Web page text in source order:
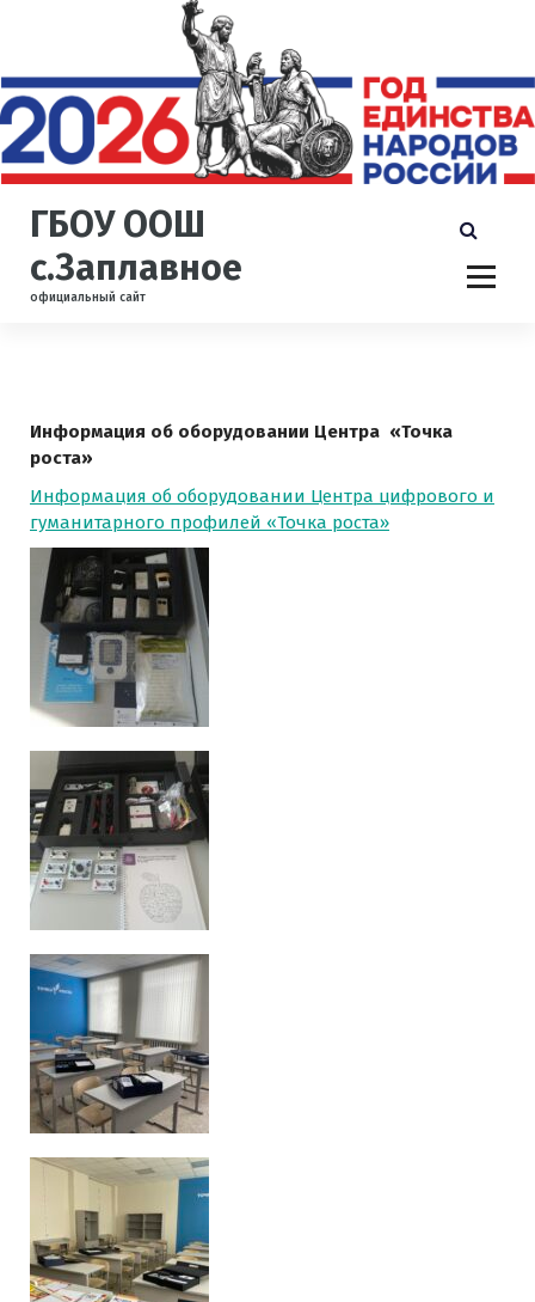
е
й
т
и
ГБОУ ООШ
с.Заплавное
официальный сайт
Информация об оборудовании Центра «Точка
роста»
Информация об оборудовании Центра цифрового и
гуманитарного профилей «Точка роста»